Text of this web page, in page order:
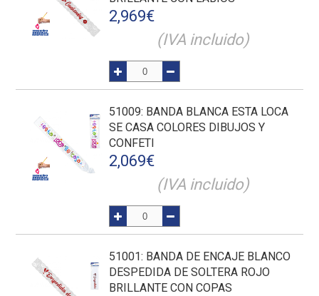
2,969€
(IVA incluido)
51009: BANDA BLANCA ESTA LOCA
SE CASA COLORES DIBUJOS Y
CONFETI
2,069€
(IVA incluido)
51001: BANDA DE ENCAJE BLANCO
DESPEDIDA DE SOLTERA ROJO
BRILLANTE CON COPAS